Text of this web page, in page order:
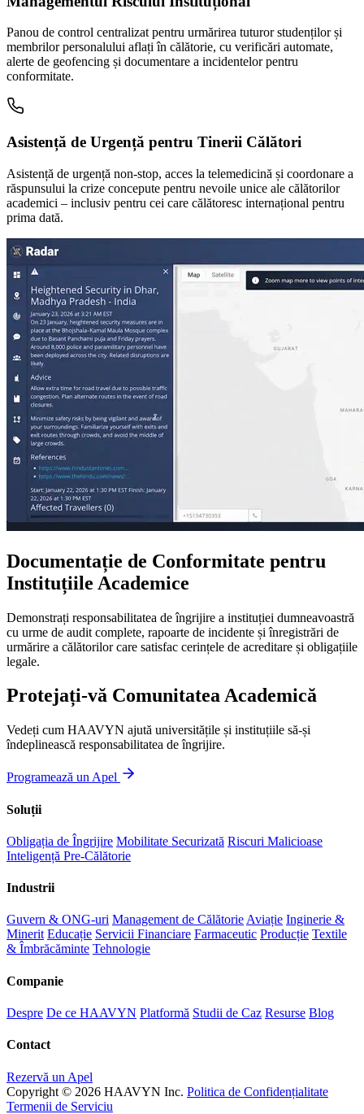
Panou de control centralizat pentru urmărirea tuturor studenților și
membrilor personalului aflați în călătorie, cu verificări automate,
alerte de geofencing și documentare a incidentelor pentru
conformitate.
Asistență de Urgență pentru Tinerii Călători
Asistență de urgență non-stop, acces la telemedicină și coordonare a
răspunsului la crize concepute pentru nevoile unice ale călătorilor
academici – inclusiv pentru cei care călătoresc internațional pentru
prima dată.
Documentație de Conformitate pentru
Instituțiile Academice
Demonstrați responsabilitatea de îngrijire a instituției dumneavoastră
cu urme de audit complete, rapoarte de incidente și înregistrări de
urmărire a călătorilor care satisfac cerințele de acreditare și obligațiile
legale.
Protejați-vă Comunitatea Academică
Vedeți cum HAAVYN ajută universitățile și instituțiile să-și
îndeplinească responsabilitatea de îngrijire.
Programează un Apel
Soluții
Obligația de Îngrijire Mobilitate Securizată Riscuri Malicioase
Inteligență Pre-Călătorie
Industrii
Guvern & ONG-uri Management de CălătorieAviație Inginerie &
Minerit Educație Servicii Financiare Farmaceutic Producție Textile
& Îmbrăcăminte Tehnologie
Companie
Despre De ce HAAVYN Platformă Studii de Caz Resurse Blog
Contact
Rezervă un Apel
Copyright © 2026 HAAVYN Inc. Politica de Confidențialitate
Termenii de Serviciu